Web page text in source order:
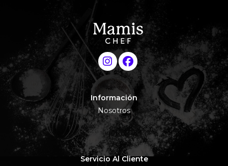
Información
Nosotros
Servicio Al Cliente